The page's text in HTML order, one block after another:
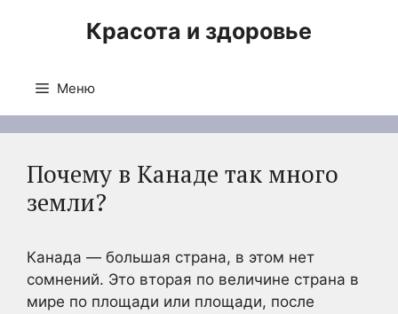
Красота и здоровье
Меню
Почему в Канаде так много
земли?
Канада — большая страна, в этом нет
сомнений. Это вторая по величине страна в
мире по площади или площади, после